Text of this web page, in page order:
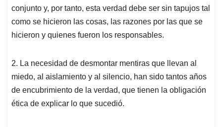
conjunto y, por tanto, esta verdad debe ser sin tapujos tal
como se hicieron las cosas, las razones por las que se
hicieron y quienes fueron los responsables.
2. La necesidad de desmontar mentiras que llevan al
miedo, al aislamiento y al silencio, han sido tantos años
de encubrimiento de la verdad, que tienen la obligación
ética de explicar lo que sucedió.